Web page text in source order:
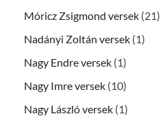
Móricz Zsigmond versek (21)
Nadányi Zoltán versek (1)
Nagy Endre versek (1)
Nagy Imre versek (10)
Nagy László versek (1)